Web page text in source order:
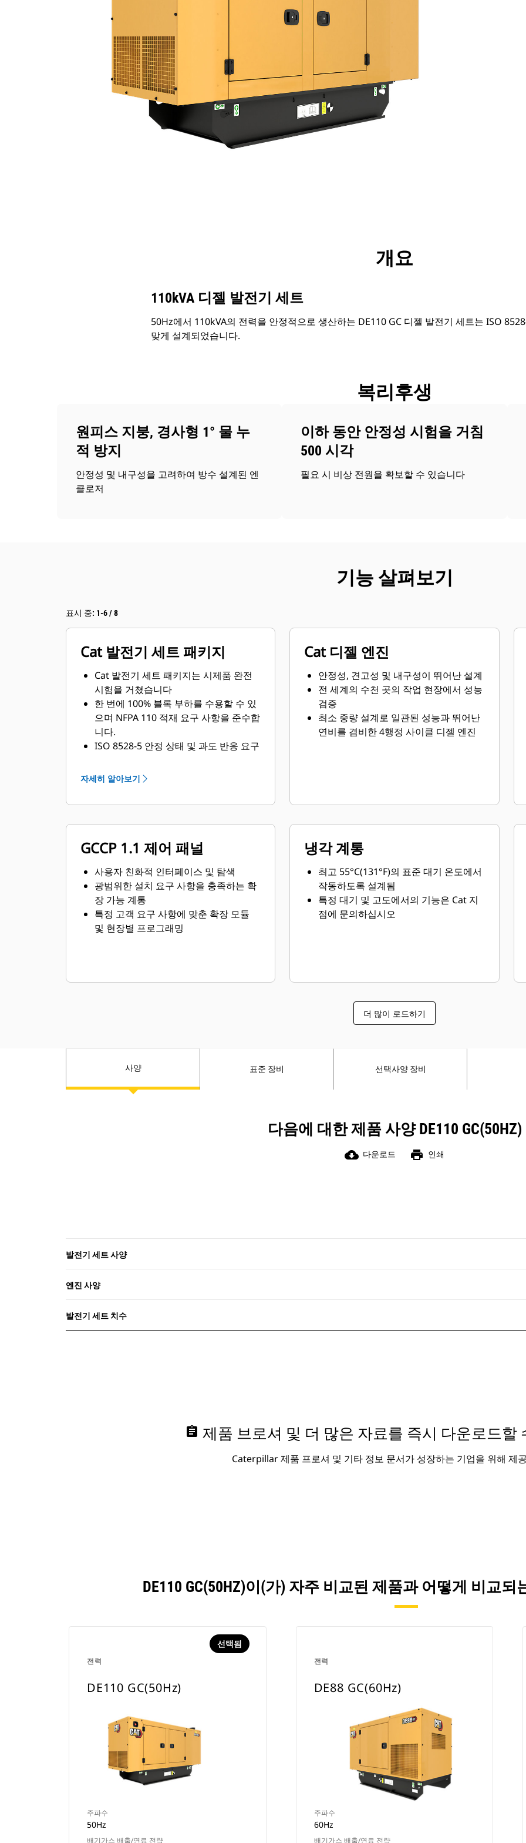
투어
개요
110kVA 디젤 발전기 세트
50Hz에서 110kVA의 전력을 안정적으로 생산하는 DE110 GC 디젤 발전기 세트는 ISO
맞게 설계되었습니다.
복리후생
원피스 지붕, 경사형 1° 물 누
적 방지
안정성 및 내구성을 고려하여 방수 설계된 엔
클로저
이하 동안 안정성 시험을 거침
500 시각
필요 시 비상 전원을 확보할 수 있습니다
기능 살펴보기
표시 중: 1-6 / 8
Cat 발전기 세트 패키지
Cat 발전기 세트 패키지는 시제품 완전
시험을 거쳤습니다
한 번에 100% 블록 부하를 수용할 수 있
으며 NFPA 110 적재 요구 사항을 준수합
니다.
ISO 8528-5 안정 상태 및 과도 반응 요구
자세히 알아보기
Cat 디젤 엔진
안정성, 견고성 및 내구성이 뛰어난 설계
전 세계의 수천 곳의 작업 현장에서 성능
검증
최소 중량 설계로 일관된 성능과 뛰어난
연비를 겸비한 4행정 사이클 디젤 엔진
GCCP 1.1 제어 패널
사용자 친화적 인터페이스 및 탐색
광범위한 설치 요구 사항을 충족하는 확
장 가능 계통
특정 고객 요구 사항에 맞춘 확장 모듈
및 현장별 프로그래밍
냉각 계통
최고 55°C(131°F)의 표준 대기 온도에서
작동하도록 설계됨
특정 대기 및 고도에서의 기능은 Cat 지
점에 문의하십시오
더 많이 로드하기
사양 표준 장비 선택사양 장비
다음에 대한 제품 사양 DE110 GC(50HZ)
cloud_download 다운로드 print 인쇄
발전기 세트 사양
엔진 사양
발전기 세트 치수
assignment 제품 브로셔 및 더 많은 자료를 즉시 다운로드할
Caterpillar 제품 프로셔 및 기타 정보 문서가 성장하는 기업을 위해 제
DE110 GC(50HZ)이(가) 자주 비교된 제품과 어떻게 비교
전력
선택됨
DE110 GC(50Hz)
주파수
50Hz
배기가스 배출/연료 전략
전력
DE88 GC(60Hz)
주파수
60Hz
배기가스 배출/연료 전략